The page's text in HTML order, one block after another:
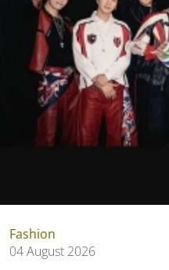
Fashion
04 August 2026